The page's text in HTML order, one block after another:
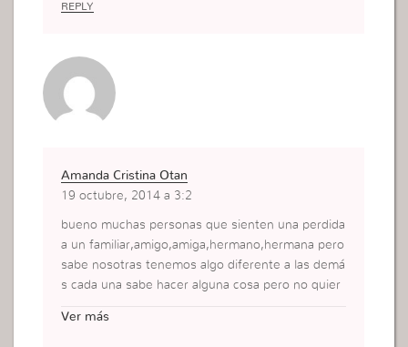
REPLY
Amanda Cristina Otan
19 octubre, 2014 a 3:2
bueno muchas personas que sienten una perdida
a un familiar,amigo,amiga,hermano,hermana pero
sabe nosotras tenemos algo diferente a las demá
s cada una sabe hacer alguna cosa pero no quier
Ver más